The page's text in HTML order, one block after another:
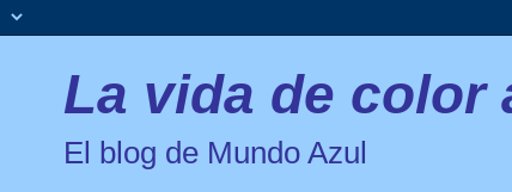
La vida de color
El blog de Mundo Azul